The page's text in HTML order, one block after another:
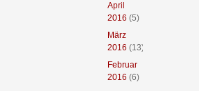
April
2016 (5)
März
2016 (13)
Februar
2016 (6)